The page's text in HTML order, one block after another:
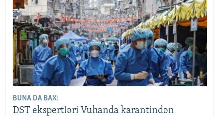
BUNA DA BAX:
DST ekspertləri Vuhanda karantindən